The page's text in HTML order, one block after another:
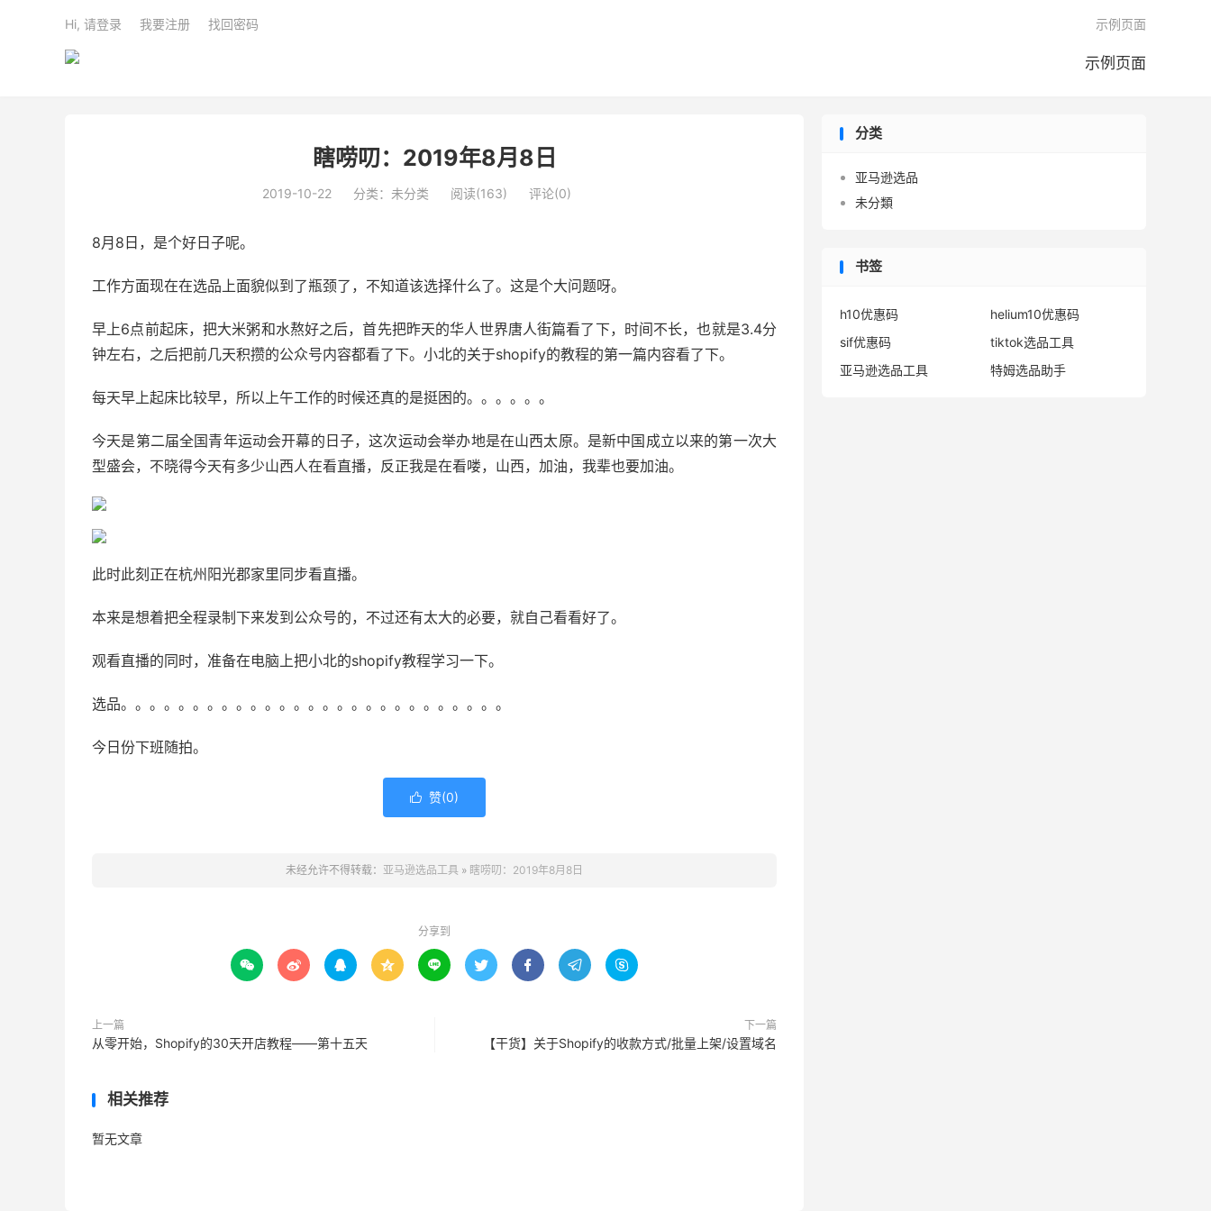
示例页面
示例页面
Hi, 请登录 我要注册 找回密码
瞎唠叨：2019年8月8日
2019-10-22 分类：未分类 阅读(163) 评论(0)
8月8日，是个好日子呢。
工作方面现在在选品上面貌似到了瓶颈了，不知道该选择什么了。这是个大问题呀。
早上6点前起床，把大米粥和水熬好之后，首先把昨天的华人世界唐人街篇看了下，时间不长，也就是3.4分
钟左右，之后把前几天积攒的公众号内容都看了下。小北的关于shopify的教程的第一篇内容看了下。
每天早上起床比较早，所以上午工作的时候还真的是挺困的。。。。。。
今天是第二届全国青年运动会开幕的日子，这次运动会举办地是在山西太原。是新中国成立以来的第一次大
型盛会，不晓得今天有多少山西人在看直播，反正我是在看喽，山西，加油，我辈也要加油。
此时此刻正在杭州阳光郡家里同步看直播。
本来是想着把全程录制下来发到公众号的，不过还有太大的必要，就自己看看好了。
观看直播的同时，准备在电脑上把小北的shopify教程学习一下。
选品。。。。。。。。。。。。。。。。。。。。。。。。。。。
今日份下班随拍。
 赞(0)
未经允许不得转载： 亚马逊选品工具 » 瞎唠叨：2019年8月8日
分享到
        
上一篇
从零开始，Shopify的30天开店教程——第十五天
下一篇
【干货】关于Shopify的收款方式/批量上架/设置域名
相关推荐
暂无文章
分类
亚马逊选品
未分類
书签
h10优惠码
helium10优惠码
sif优惠码
tiktok选品工具
亚马逊选品工具
特姆选品助手